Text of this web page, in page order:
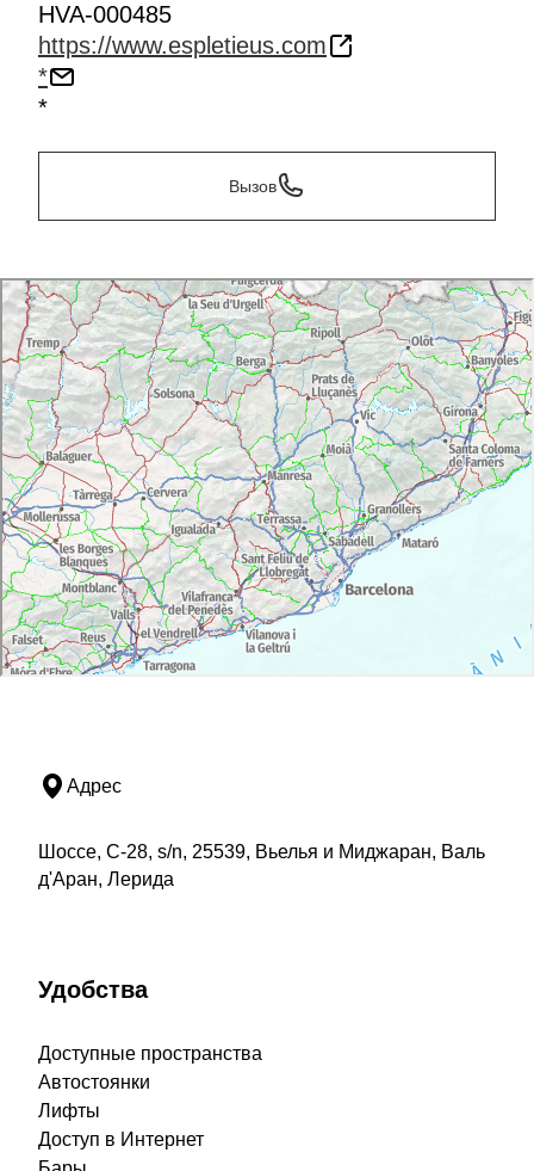
HVA-000485
https://www.espletieus.com
*
*
Вызов
Адрес
Шоссе, C-28, s/n, 25539, Вьелья и Миджаран, Валь
д'Аран, Лерида
Удобства
Доступные пространства
Автостоянки
Лифты
Доступ в Интернет